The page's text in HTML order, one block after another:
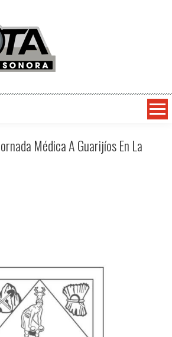
De Sonora
Médica A Guarijíos En La